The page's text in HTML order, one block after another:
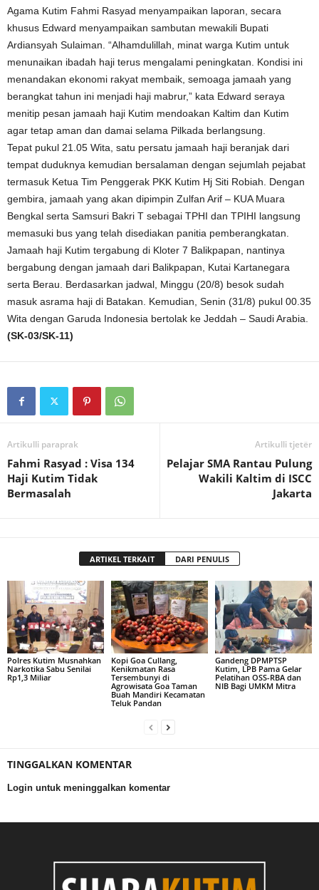
Agama Kutim Fahmi Rasyad menyampaikan laporan, secara
khusus Edward menyampaikan sambutan mewakili Bupati
Ardiansyah Sulaiman. “Alhamdulillah, minat warga Kutim untuk
menunaikan ibadah haji terus mengalami peningkatan. Kondisi ini
menandakan ekonomi rakyat membaik, semoaga jamaah yang
berangkat tahun ini menjadi haji mabrur,” kata Edward seraya
menitip pesan jamaah haji Kutim mendoakan Kaltim dan Kutim
agar tetap aman dan damai selama Pilkada berlangsung.
Tepat pukul 21.05 Wita, satu persatu jamaah haji beranjak dari
tempat duduknya kemudian bersalaman dengan sejumlah pejabat
termasuk Ketua Tim Penggerak PKK Kutim Hj Siti Robiah. Dengan
gembira, jamaah yang akan dipimpin Zulfan Arif – KUA Muara
Bengkal serta Samsuri Bakri T sebagai TPHI dan TPIHI langsung
memasuki bus yang telah disediakan panitia pemberangkatan.
Jamaah haji Kutim tergabung di Kloter 7 Balikpapan, nantinya
bergabung dengan jamaah dari Balikpapan, Kutai Kartanegara
serta Berau. Berdasarkan jadwal, Minggu (20/8) besok sudah
masuk asrama haji di Batakan. Kemudian, Senin (31/8) pukul 00.35
Wita dengan Garuda Indonesia bertolak ke Jeddah – Saudi Arabia.
(SK-03/SK-11)
Artikulli paraprak
Fahmi Rasyad : Visa 134
Haji Kutim Tidak
Bermasalah
Artikulli tjetër
Pelajar SMA Rantau Pulung
Wakili Kaltim di ISCC
Jakarta
ARTIKEL TERKAIT DARI PENULIS
Polres Kutim Musnahkan
Narkotika Sabu Senilai
Rp1,3 Miliar
Kopi Goa Cullang,
Kenikmatan Rasa
Tersembunyi di
Agrowisata Goa Taman
Buah Mandiri Kecamatan
Teluk Pandan
Gandeng DPMPTSP
Kutim, LPB Pama Gelar
Pelatihan OSS-RBA dan
NIB Bagi UMKM Mitra
TINGGALKAN KOMENTAR
Login untuk meninggalkan komentar